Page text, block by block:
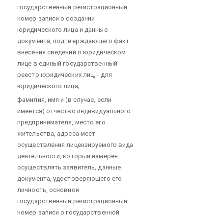
государственный регистрационный
номер записи о создании
юридического лица и данные
документа, подтверждающего факт
внесения сведений о юридическом
лице в единый государственный
реестр юридических лиц, - для
юридического лица;
фамилия, имя и (в случае, если
имеется) отчество индивидуального
предпринимателя, место его
жительства, адреса мест
осуществления лицензируемого вида
деятельности, который намерен
осуществлять заявитель, данные
документа, удостоверяющего его
личность, основной
государственный регистрационный
номер записи о государственной